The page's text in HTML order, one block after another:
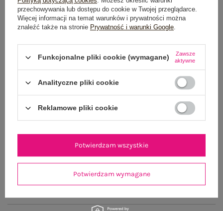
Dostawaod 7,99 zł
Wysyłka wponiedziałek
OPIS PRODUKTU
przechowywania lub dostępu do cookie w Twojej przeglądarce.
Więcej informacji na temat warunków i prywatności można
znaleźć także na stronie Prywatność i warunki Google.
Funkcjonalne pliki cookie (wymagane)
Zawsze
aktywne
Analityczne pliki cookie
Reklamowe pliki cookie
Potwierdzam wymagane
Potwierdzam wszystkie